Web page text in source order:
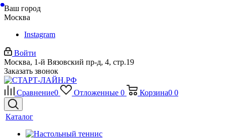
Ваш город
Москва
Instagram
Войти
Москва, 1-й Вязовский пр-д, 4, стр.19
Заказать звонок
Сравнение0 Отложенные 0 Корзина0 0
Каталог